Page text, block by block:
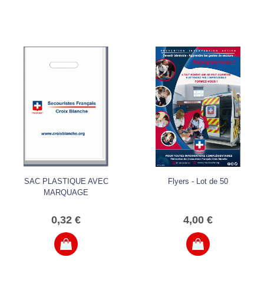
SAC PLASTIQUE AVEC
MARQUAGE
0,32 €
Flyers - Lot de 50
4,00 €